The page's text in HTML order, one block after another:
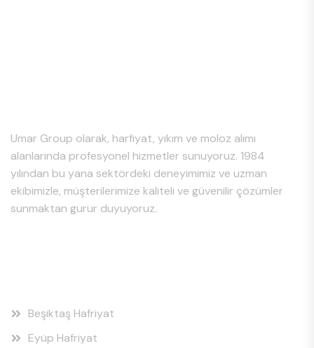
Umar Group olarak, harfiyat, yıkım ve moloz alımı
alanlarında profesyonel hizmetler sunuyoruz. 1984
yılından bu yana sektördeki deneyimimiz ve uzman
ekibimizle, müşterilerimize kaliteli ve güvenilir çözümler
sunmaktan gurur duyuyoruz.
Beşiktaş Hafriyat
Eyüp Hafriyat